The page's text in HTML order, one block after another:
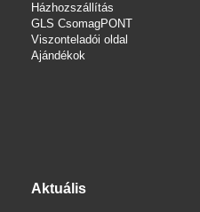
Házhozszállítás
GLS CsomagPONT
Viszonteladói oldal
Ajándékok
Aktuális